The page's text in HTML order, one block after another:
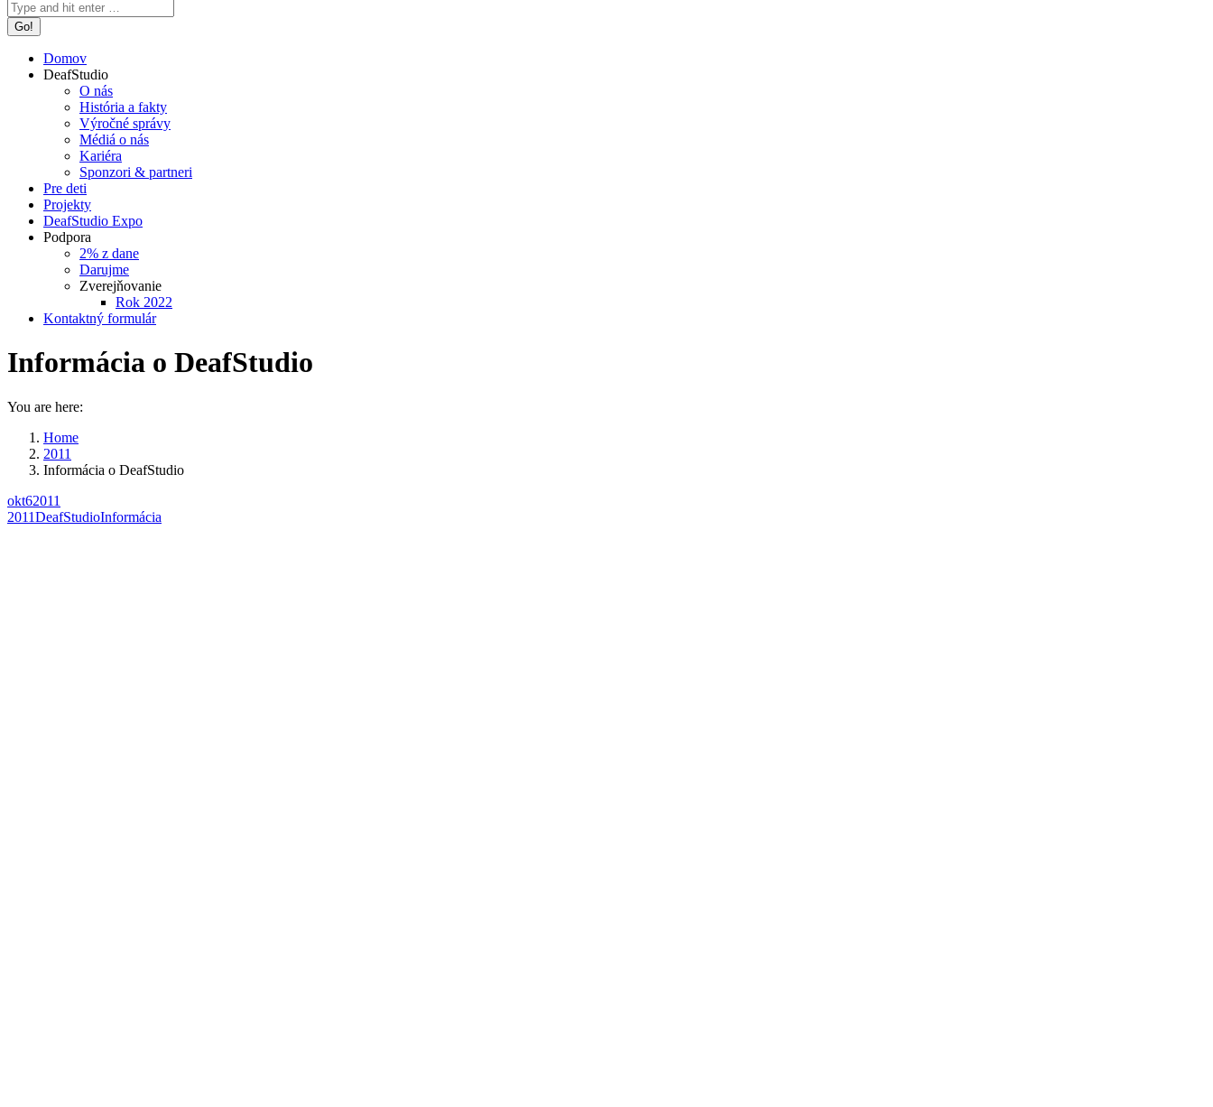
Search:
Domov
DeafStudio
O nás
História a fakty
Výročné správy
Médiá o nás
Kariéra
Sponzori & partneri
Pre deti
Projekty
DeafStudio Expo
Podpora
2% z dane
Darujme
Zverejňovanie
Rok 2022
Kontaktný formulár
Informácia o DeafStudio
You are here:
Home
2011
Informácia o DeafStudio
okt62011
2011DeafStudioInformácia